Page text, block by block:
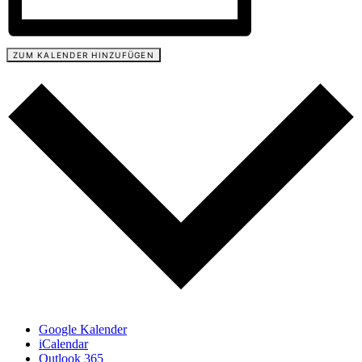
ZUM KALENDER HINZUFÜGEN
Google Kalender
iCalendar
Outlook 365